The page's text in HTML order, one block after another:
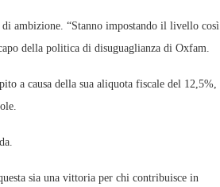
di ambizione. “Stanno impostando il livello così
della politica di disuguaglianza di Oxfam.
a causa della sua aliquota fiscale del 12,5%,
sia una vittoria per chi contribuisce in